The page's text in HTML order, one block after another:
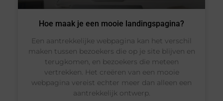
Hoe maak je een mooie landingspagina?
Een aantrekkelijke webpagina kan het verschil
maken tussen bezoekers die op je site blijven en
terugkomen, en bezoekers die meteen
vertrekken. Het creëren van een mooie
webpagina vereist echter meer dan alleen een
aantrekkelijk ontwerp.